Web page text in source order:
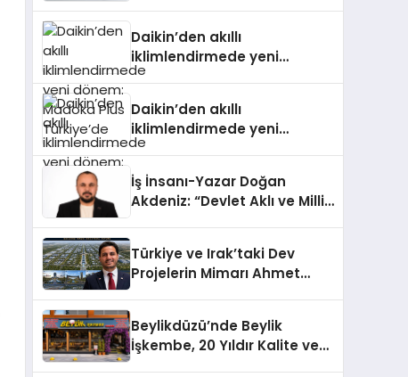
Daikin’den akıllı
iklimlendirmede yeni
dönem: Madoka Plus
Daikin’den akıllı
iklimlendirmede yeni
dönem: Madoka Plus
İş İnsanı-Yazar Doğan
Akdeniz: “Devlet Aklı ve Milli
Türkiye ve Irak’taki Dev
Projelerin Mimarı Ahmet
Holding Industrial City”
Projesini Hayata Geçirecek
Beylikdüzü’nde Beylik
İşkembe, 20 Yıldır Kalite ve